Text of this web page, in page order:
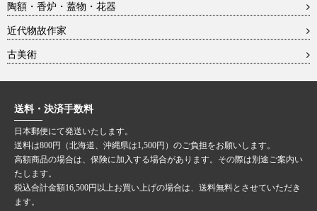
陶額・香炉・蓋物・花器
近代物故作家
古美術
送料・決済手数料
日本郵便にて発送いたします。
送料は800円（北海道、沖縄県は1,500円）のご負担をお願いします。
高額商品の場合は、保険に加入する場合があります。その際は別途ご案内い
たします。
税込合計金額16,500円以上お買い上げの場合は、送料無料とさせていただき
ます。